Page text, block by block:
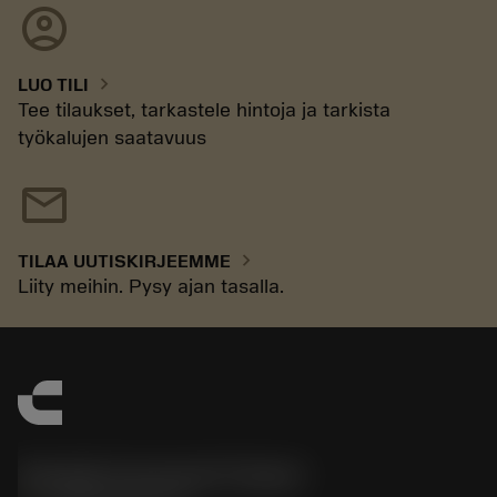
account_circle
LUO TILI chevron_right
Tee tilaukset, tarkastele hintoja ja tarkista
työkalujen saatavuus
mail
TILAA UUTISKIRJEEMME chevron_right
Liity meihin. Pysy ajan tasalla.